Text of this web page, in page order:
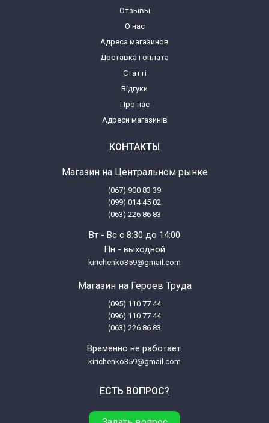
Отзывы
О нас
Адреса магазинов
Доставка і оплата
Статті
Відгуки
Про нас
Адреси магазинів
КОНТАКТЫ
Магазин на Центральном рынке
(067) 900 83 39
(099) 014 45 02
(063) 226 86 83
Вт - Вс с 8:30 до 14:00
Пн - выходной
kirichenko359@gmail.com
Магазин на Героев Труда
(095) 110 77 44
(096) 110 77 44
(063) 226 86 83
Временно не работает.
kirichenko359@gmail.com
ЕСТЬ ВОПРОС?